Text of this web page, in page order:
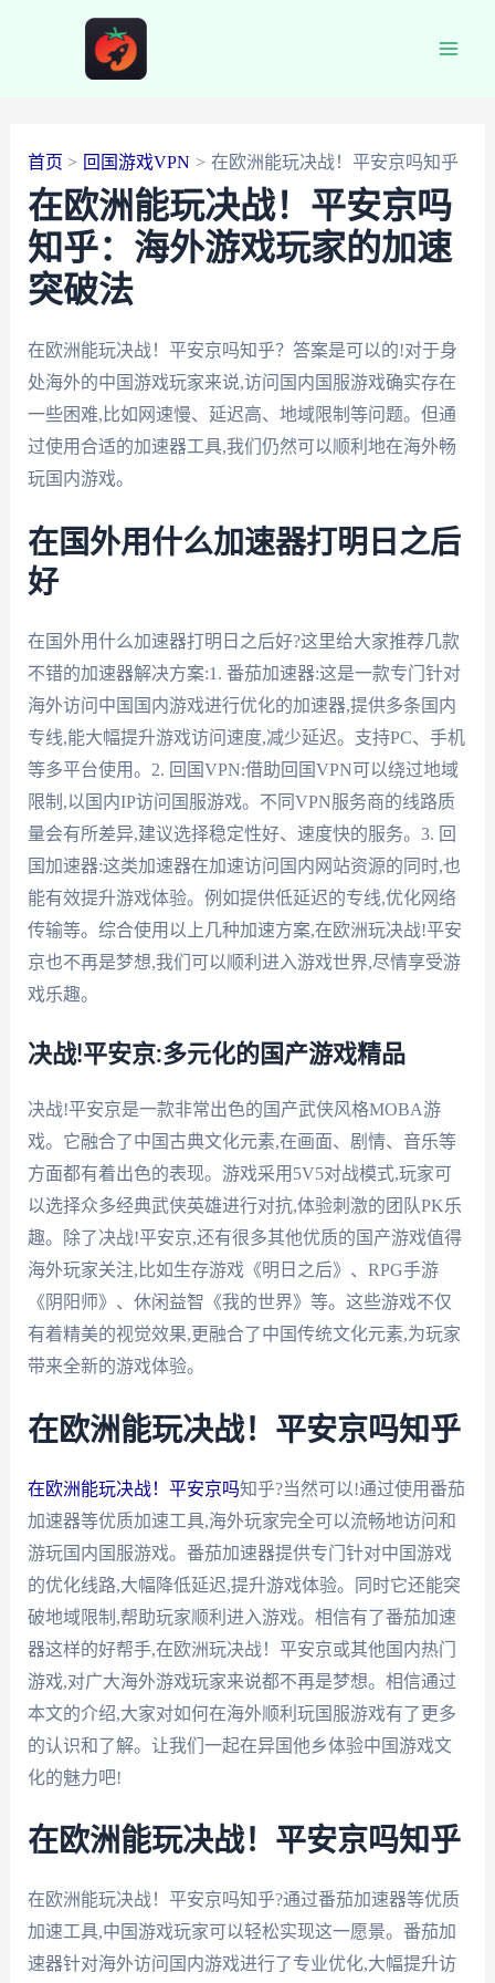
首页 回国游戏VPN 在欧洲能玩决战！平安京吗知乎
在欧洲能玩决战！平安京吗
知乎：海外游戏玩家的加速
突破法
在欧洲能玩决战！平安京吗知乎？答案是可以的!对于身
处海外的中国游戏玩家来说,访问国内国服游戏确实存在
一些困难,比如网速慢、延迟高、地域限制等问题。但通
过使用合适的加速器工具,我们仍然可以顺利地在海外畅
玩国内游戏。
在国外用什么加速器打明日之后
好
在国外用什么加速器打明日之后好?这里给大家推荐几款
不错的加速器解决方案:1. 番茄加速器:这是一款专门针对
海外访问中国国内游戏进行优化的加速器,提供多条国内
专线,能大幅提升游戏访问速度,减少延迟。支持PC、手机
等多平台使用。2. 回国VPN:借助回国VPN可以绕过地域
限制,以国内IP访问国服游戏。不同VPN服务商的线路质
量会有所差异,建议选择稳定性好、速度快的服务。3. 回
国加速器:这类加速器在加速访问国内网站资源的同时,也
能有效提升游戏体验。例如提供低延迟的专线,优化网络
传输等。综合使用以上几种加速方案,在欧洲玩决战!平安
京也不再是梦想,我们可以顺利进入游戏世界,尽情享受游
戏乐趣。
决战!平安京:多元化的国产游戏精品
决战!平安京是一款非常出色的国产武侠风格MOBA游
戏。它融合了中国古典文化元素,在画面、剧情、音乐等
方面都有着出色的表现。游戏采用5V5对战模式,玩家可
以选择众多经典武侠英雄进行对抗,体验刺激的团队PK乐
趣。除了决战!平安京,还有很多其他优质的国产游戏值得
海外玩家关注,比如生存游戏《明日之后》、RPG手游
《阴阳师》、休闲益智《我的世界》等。这些游戏不仅
有着精美的视觉效果,更融合了中国传统文化元素,为玩家
带来全新的游戏体验。
在欧洲能玩决战！平安京吗知乎
在欧洲能玩决战！平安京吗知乎?当然可以!通过使用番茄
加速器等优质加速工具,海外玩家完全可以流畅地访问和
游玩国内国服游戏。番茄加速器提供专门针对中国游戏
的优化线路,大幅降低延迟,提升游戏体验。同时它还能突
破地域限制,帮助玩家顺利进入游戏。相信有了番茄加速
器这样的好帮手,在欧洲玩决战！平安京或其他国内热门
游戏,对广大海外游戏玩家来说都不再是梦想。相信通过
本文的介绍,大家对如何在海外顺利玩国服游戏有了更多
的认识和了解。让我们一起在异国他乡体验中国游戏文
化的魅力吧!
在欧洲能玩决战！平安京吗知乎
在欧洲能玩决战！平安京吗知乎?通过番茄加速器等优质
加速工具,中国游戏玩家可以轻松实现这一愿景。番茄加
速器针对海外访问国内游戏进行了专业优化,大幅提升访